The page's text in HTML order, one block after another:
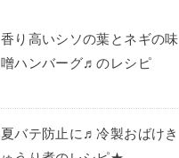
香り高いシソの葉とネギの味
噌ハンバーグ♬のレシピ
夏バテ防止に♬冷製おばけき